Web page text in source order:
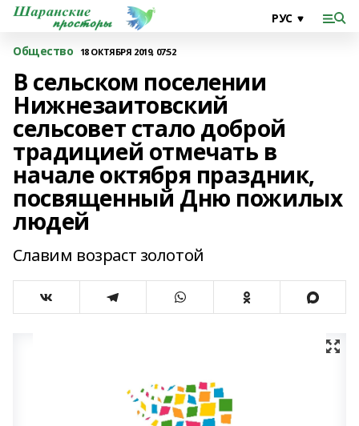
Общество 18 ОКТЯБРЯ 2019, 07:52
В сельском поселении
Нижнезаитовский
сельсовет стало доброй
традицией отмечать в
начале октября праздник,
посвященный Дню пожилых
людей
Славим возраст золотой